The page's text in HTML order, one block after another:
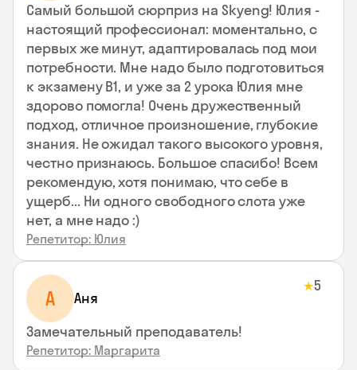
Самый большой сюрприз на Skyeng! Юлия -
настоящий профессионал: моментально, с
первых же минут, адаптировалась под мои
потребности. Мне надо было подготовиться
к экзамену В1, и уже за 2 урока Юлия мне
здорово помогла! Очень дружественный
подход, отличное произношение, глубокие
знания. Не ожидал такого высокого уровня,
честно признаюсь. Большое спасибо! Всем
рекомендую, хотя понимаю, что себе в
ущерб... Ни одного свободного слота уже
нет, а мне надо :)
Репетитор: Юлия
А Аня
★5
Замечательный преподаватель!
Репетитор: Маргарита